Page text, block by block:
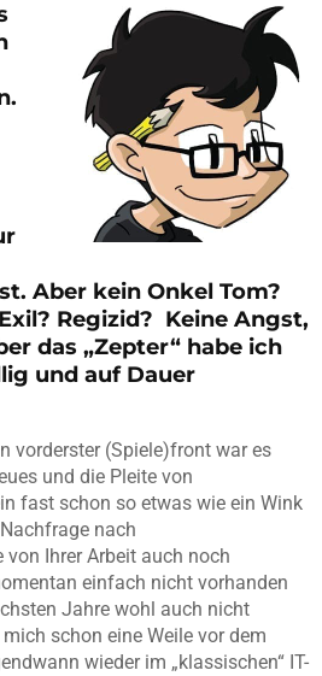
Aber kein Onkel Tom?
Regizid? Keine Angst,
das „Zepter“ habe ich
und auf Dauer
vorderster (Spiele)front war es
und die Pleite von
fast schon so etwas wie ein Wink
nach
von Ihrer Arbeit auch noch
einfach nicht vorhanden
Jahre wohl auch nicht
schon eine Weile vor dem
wieder im „klassischen“ IT-